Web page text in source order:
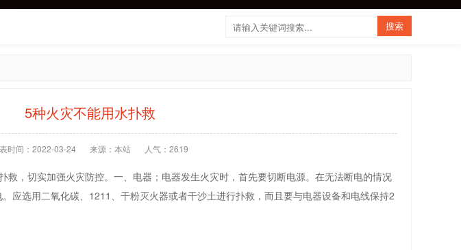
5种火灾不能用水扑救
时间：2022-03-24 来源：本站 人气：2619
救，切实加强火灾防控。一、电器；电器发生火灾时，首先要切断电源。在无法断电的情况
应选用二氧化碳、1211、干粉灭火器或者干沙土进行扑救，而且要与电器设备和电线保持2